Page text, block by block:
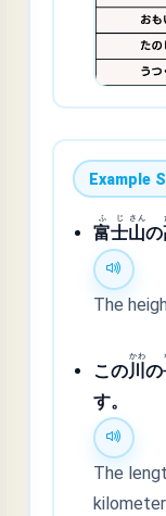
Example
富
ふ
士
じ
山
さん
の
The
この川
かわ
の
す。
The